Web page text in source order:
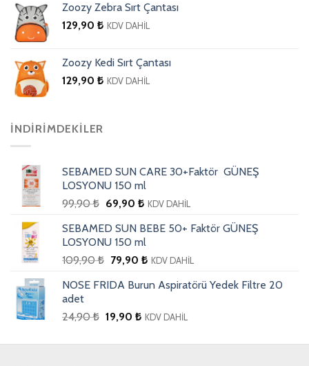
Zoozy Zebra Sırt Çantası
129,90 ₺ KDV DAHİL
Zoozy Kedi Sırt Çantası
129,90 ₺ KDV DAHİL
İNDIRIMDEKILER
SEBAMED SUN CARE 30+Faktör GÜNEŞ
LOSYONU 150 ml
99,90₺ 69,90 ₺ KDV DAHİL
SEBAMED SUN BEBE 50+ Faktör GÜNEŞ
LOSYONU 150 ml
109,90₺ 79,90 ₺ KDV DAHİL
NOSE FRIDA Burun Aspiratörü Yedek Filtre 20
adet
24,90₺ 19,90 ₺ KDV DAHİL